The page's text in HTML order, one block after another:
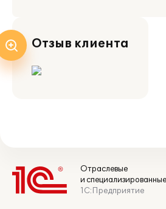
Отзыв клиента
Отраслевые
и
1С:Предприятие